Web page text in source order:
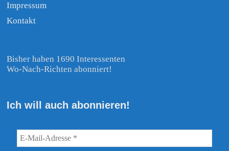
Impressum
Kontakt
Bisher haben 1690 Interessenten
Wo-Nach-Richten abonniert!
Ich will auch abonnieren!